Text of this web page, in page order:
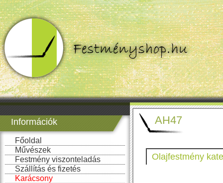
Információk
Főoldal
Művészek
Festmény viszonteladás
Szállítás és fizetés
Karácsony
AH47
Olajfestmény